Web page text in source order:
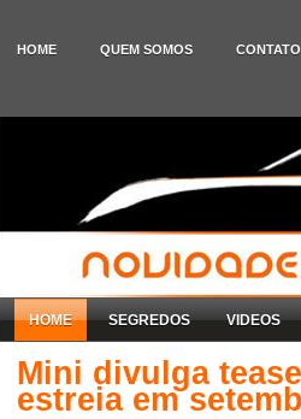
HOME QUEM SOMOS CONTATO
HOME SEGREDOS VIDEOS
Mini divulga
estreia em